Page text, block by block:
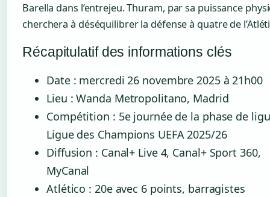
Barella dans l’entrejeu. Thuram, par sa puissance
cherchera à déséquilibrer la défense à quatre de
Récapitulatif des informations clés
Date : mercredi 26 novembre 2025 à 21h00
Lieu : Wanda Metropolitano, Madrid
Compétition : 5e journée de la phase de
Ligue des Champions UEFA 2025/26
Diffusion : Canal+ Live 4, Canal+ Sport 360,
MyCanal
Atlético : 20e avec 6 points, barragistes